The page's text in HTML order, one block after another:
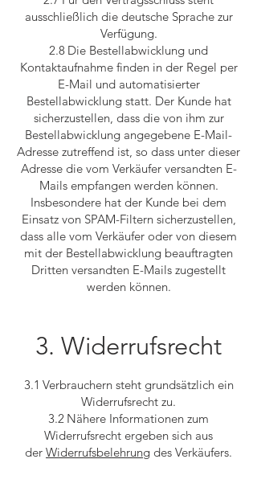
ausschließlich die deutsche Sprache zur
Verfügung.
2.8 Die Bestellabwicklung und
Kontaktaufnahme finden in der Regel per
E-Mail und automatisierter
Bestellabwicklung statt. Der Kunde hat
sicherzustellen, dass die von ihm zur
Bestellabwicklung angegebene E-Mail-
Adresse zutreffend ist, so dass unter dieser
Adresse die vom Verkäufer versandten E-
Mails empfangen werden können.
Insbesondere hat der Kunde bei dem
Einsatz von SPAM-Filtern sicherzustellen,
dass alle vom Verkäufer oder von diesem
mit der Bestellabwicklung beauftragten
Dritten versandten E-Mails zugestellt
werden können.
3. Widerrufsrecht
3.1 Verbrauchern steht grundsätzlich ein
Widerrufsrecht zu.
3.2 Nähere Informationen zum
Widerrufsrecht ergeben sich aus
der Widerrufsbelehrung des Verkäufers.